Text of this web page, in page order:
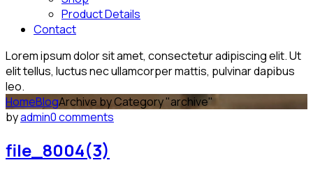
Product Details
Contact
Lorem ipsum dolor sit amet, consectetur adipiscing elit. Ut
elit tellus, luctus nec ullamcorper mattis, pulvinar dapibus
leo.
HomeBlogArchive by Category "archive"
byadmin0 comments
file_8004(3)